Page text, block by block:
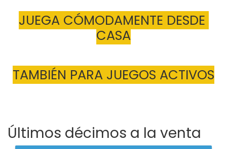
JUEGA CÓMODAMENTE DESDE
CASA
TAMBIÉN PARA JUEGOS ACTIVOS
Últimos décimos a la venta